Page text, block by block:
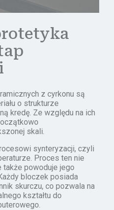
z cyrkonu są
o strukturze
kredę. Ze względu na ich
skali.
synteryzacji, czyli
Proces ten nie
także powoduje jego
bloczek posiada
skurczu, co pozwala na
kształtu do